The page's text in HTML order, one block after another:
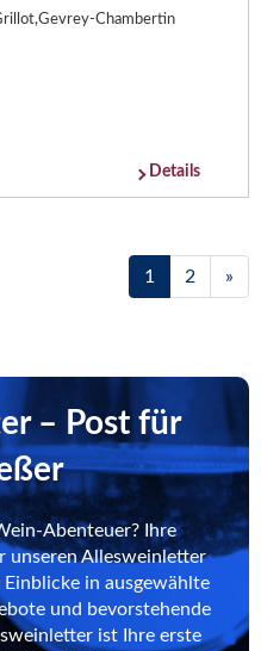
Chambertin
Details
1 2 »
– Post für
Abenteuer? Ihre
unseren Allesweinletter
in ausgewählte
und bevorstehende
ist Ihre erste